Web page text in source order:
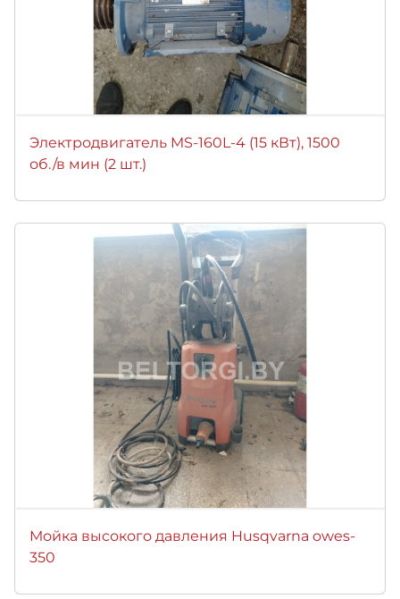
Электродвигатель MS-160L-4 (15 кВт), 1500
об./в мин (2 шт.)
Мойка высокого давления Husqvarna owes-
350